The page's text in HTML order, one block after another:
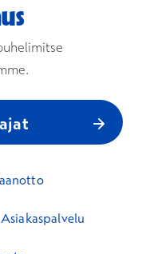
Asiakaspalvelu